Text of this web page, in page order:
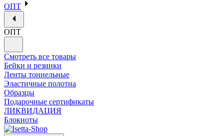
ОПТ
ОПТ
Смотреть все товары
Бейки и резинки
Ленты тоннельные
Эластичные полотна
Образцы
Подарочные сертификаты
ЛИКВИДАЦИЯ
Блокноты